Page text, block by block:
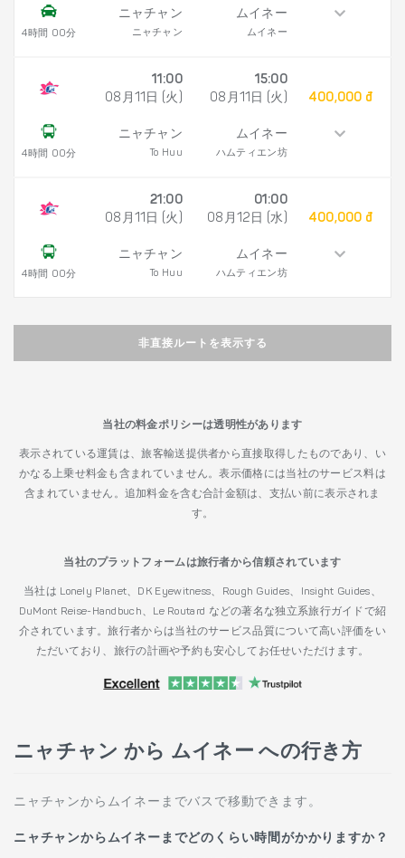
4時間 00分
ニャチャン
ニャチャン
ムイネー
ムイネー
4時間 00分
11:00
08月11日 (火)
ニャチャン
To Huu
15:00
08月11日 (火)
ムイネー
ハムティエン坊
400,000 đ
4時間 00分
21:00
08月11日 (火)
ニャチャン
To Huu
01:00
08月12日 (水)
ムイネー
ハムティエン坊
400,000 đ
非直接ルートを表示する
当社の料金ポリシーは透明性があります
表示されている運賃は、旅客輸送提供者から直接取得したものであり、い
かなる上乗せ料金も含まれていません。表示価格には当社のサービス料は
含まれていません。追加料金を含む合計金額は、支払い前に表示されま
す。
当社のプラットフォームは旅行者から信頼されています
当社は Lonely Planet、DK Eyewitness、Rough Guides、Insight Guides、
DuMont Reise-Handbuch、Le Routard などの著名な独立系旅行ガイドで紹
介されています。旅行者からは当社のサービス品質について高い評価をい
ただいており、旅行の計画や予約も安心してお任せいただけます。
ニャチャン から ムイネー への行き方
ニャチャンからムイネーまでバスで移動できます。
ニャチャンからムイネーまでどのくらい時間がかかりますか？